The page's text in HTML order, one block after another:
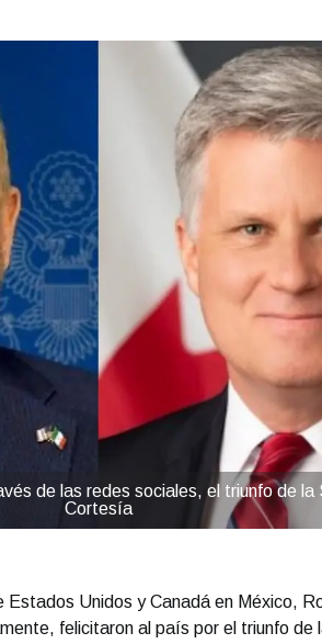
de las redes sociales, el triunfo de la
Cortesía
Estados Unidos y Canadá en México,
felicitaron al país por el triunfo de